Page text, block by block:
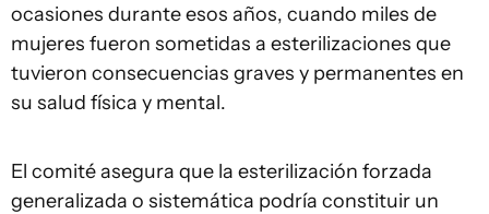
ocasiones durante esos años, cuando miles de
mujeres fueron sometidas a esterilizaciones que
tuvieron consecuencias graves y permanentes en
su salud física y mental.
El comité asegura que la esterilización forzada
generalizada o sistemática podría constituir un